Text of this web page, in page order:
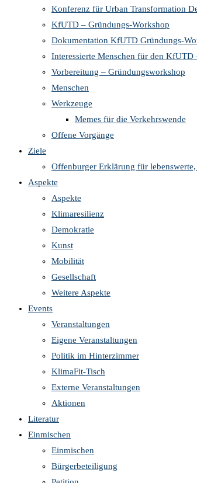
the
search
panel.
close
the
search
panel.
Konferenz für Urban Transformation
KfUTD – Gründungs-Workshop
Dokumentation KfUTD Gründungs-
Interessierte Menschen für den KfUTD
Vorbereitung – Gründungsworkshop
Menschen
Werkzeuge
Memes für die Verkehrswende
Offene Vorgänge
Ziele
Offenburger Erklärung für
Aspekte
Aspekte
Klimaresilienz
Demokratie
Kunst
Mobilität
Gesellschaft
Weitere Aspekte
Events
Veranstaltungen
Eigene Veranstaltungen
Politik im Hinterzimmer
KlimaFit-Tisch
Externe Veranstaltungen
Aktionen
Literatur
Einmischen
Einmischen
Bürgerbeteiligung